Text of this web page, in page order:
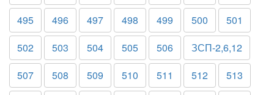
495
496 497 498 499 500
501
502
503 504 505 506
ЗСП-2,6,12
507
508 509 510 511 512
513